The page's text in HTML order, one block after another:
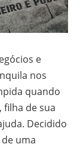
e
nos
quando
filha de sua
Decidido
uma